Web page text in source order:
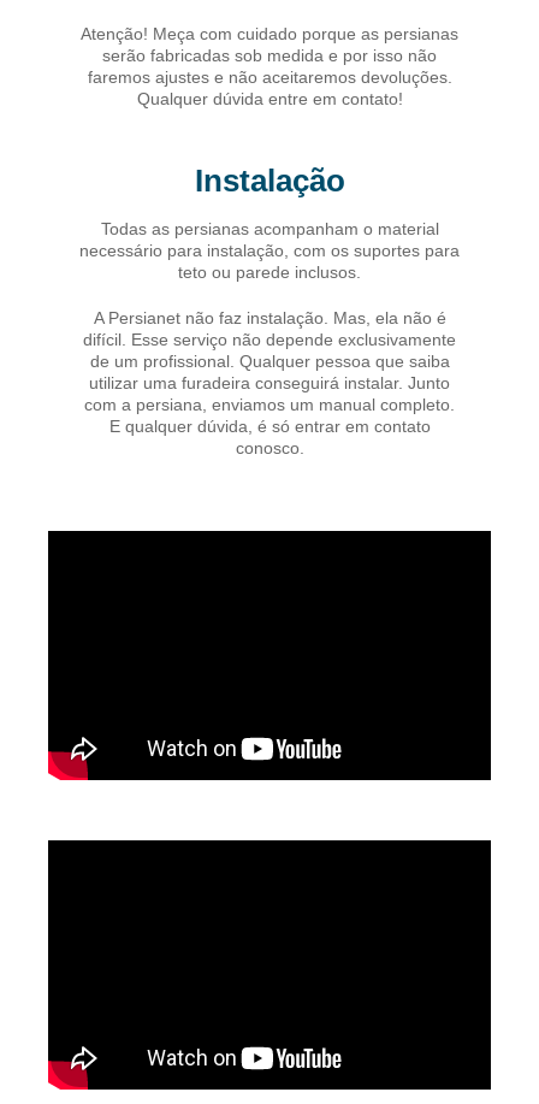
Atenção! Meça com cuidado porque as persianas
serão fabricadas sob medida e por isso não
faremos ajustes e não aceitaremos devoluções.
Qualquer dúvida entre em contato!
Instalação
Todas as persianas acompanham o material
necessário para instalação, com os suportes para
teto ou parede inclusos.
A Persianet não faz instalação. Mas, ela não é
difícil. Esse serviço não depende exclusivamente
de um profissional. Qualquer pessoa que saiba
utilizar uma furadeira conseguirá instalar. Junto
com a persiana, enviamos um manual completo.
E qualquer dúvida, é só entrar em contato
conosco.